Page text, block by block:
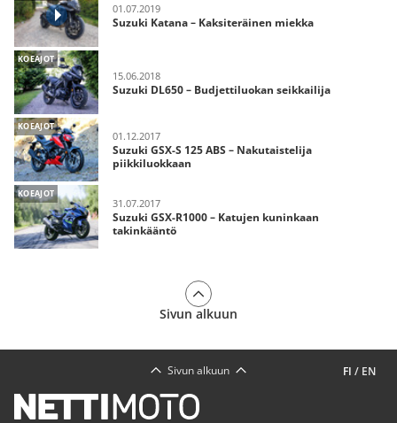
01.07.2019
Suzuki Katana – Kaksiteräinen miekka
KOEAJOT
15.06.2018
Suzuki DL650 – Budjettiluokan seikkailija
KOEAJOT
01.12.2017
Suzuki GSX-S 125 ABS – Nakutaistelija
piikkiluokkaan
KOEAJOT
31.07.2017
Suzuki GSX-R1000 – Katujen kuninkaan
takinkääntö
Sivun alkuun
FI / EN
Sivun alkuun